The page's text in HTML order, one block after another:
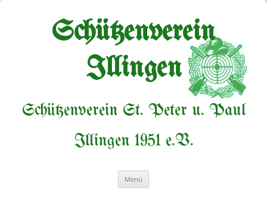
Schützenverein
Illingen
Schützenverein St. Peter u. Paul
Illingen 1951 e.V.
Menü